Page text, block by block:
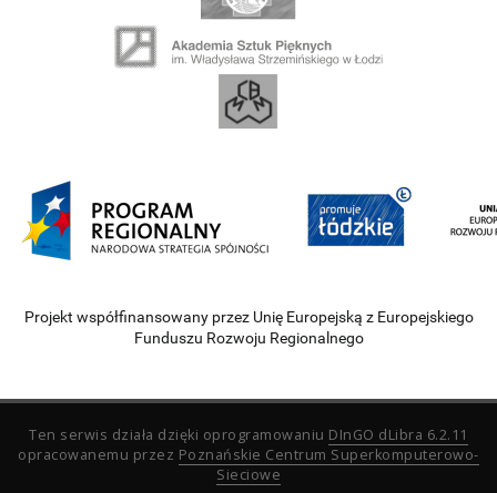
Projekt współfinansowany przez Unię Europejską z Europejskiego
Funduszu Rozwoju Regionalnego
Ten serwis działa dzięki oprogramowaniu DInGO dLibra 6.2.11
opracowanemu przez Poznańskie Centrum Superkomputerowo-
Sieciowe